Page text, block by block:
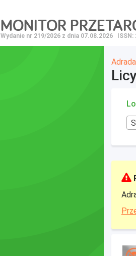
MONITOR
Wydanie nr 219/2026 z dnia 07.08.2026